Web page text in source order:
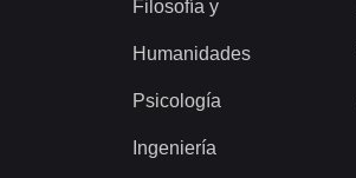
Filosofía y
Humanidades
Psicología
Ingeniería